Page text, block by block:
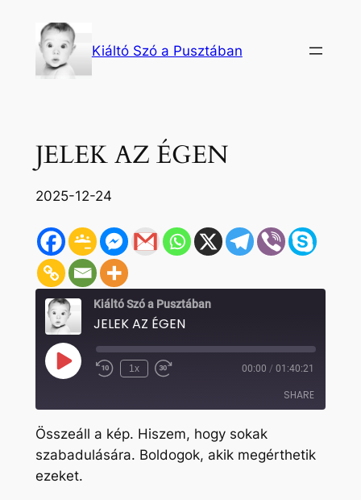
tartalomhoz
Kiáltó Szó a Pusztában
JELEK AZ ÉGEN
2025-12-24
Kiáltó Szó a Pusztában
JELEK AZ ÉGEN
Play
Episode Rewind
1x
Fast
seconds
00:00 / 01:40:21
SHARE
SHARE
LINK
Összeáll a kép. Hiszem, hogy sokak
szabadulására. Boldogok, akik megérthetik
ezeket.